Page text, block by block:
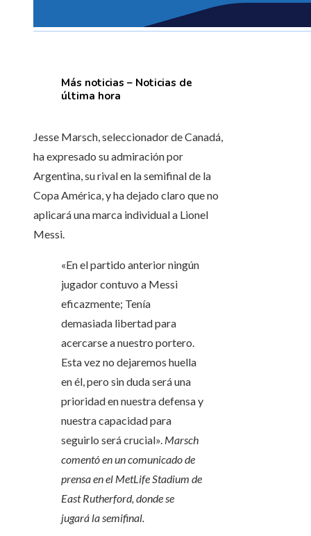
Más noticias – Noticias de
última hora
Jesse Marsch, seleccionador de Canadá,
ha expresado su admiración por
Argentina, su rival en la semifinal de la
Copa América, y ha dejado claro que no
aplicará una marca individual a Lionel
Messi.
«En el partido anterior ningún
jugador contuvo a Messi
eficazmente; Tenía
demasiada libertad para
acercarse a nuestro portero.
Esta vez no dejaremos huella
en él, pero sin duda será una
prioridad en nuestra defensa y
nuestra capacidad para
seguirlo será crucial». Marsch
comentó en un comunicado de
prensa en el MetLife Stadium de
East Rutherford, donde se
jugará la semifinal.